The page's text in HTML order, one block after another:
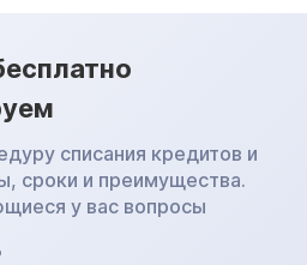
списания кредитов и
сроки и преимущества.
у вас вопросы